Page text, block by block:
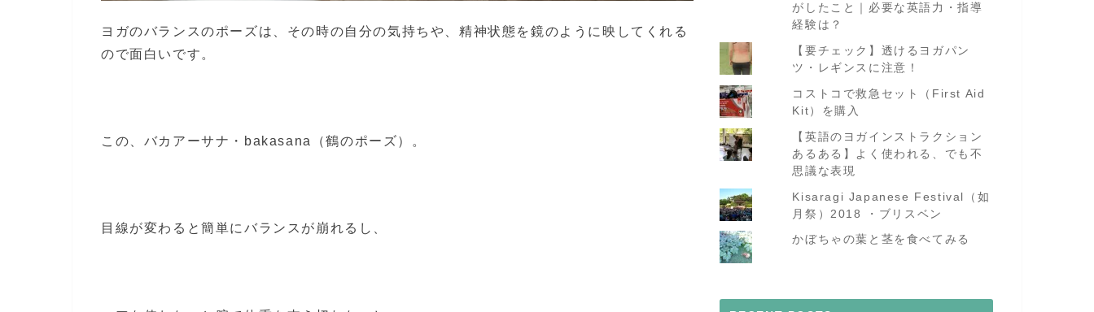
ヨガのバランスのポーズは、その時の自分の気持ちや、精神状態を鏡のように映してくれる
ので面白いです。
この、バカアーサナ・bakasana（鶴のポーズ）。
目線が変わると簡単にバランスが崩れるし、
がしたこと｜必要な英語力・指導
経験は？
【要チェック】透けるヨガパン
ツ・レギンスに注意！
コストコで救急セット（First Aid
Kit）を購入
【英語のヨガインストラクション
あるある】よく使われる、でも不
思議な表現
Kisaragi Japanese Festival（如
月祭）2018 ・ブリスベン
かぼちゃの葉と茎を食べてみる